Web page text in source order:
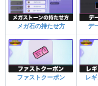
メガ石の持たせ方 デ
ファストクーポン レ